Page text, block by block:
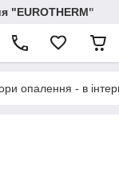
"EUROTHERM"
опалення - в